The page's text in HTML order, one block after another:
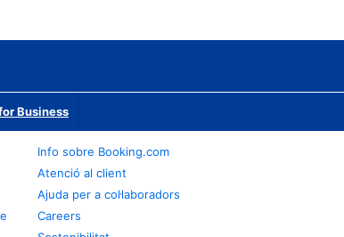
Business
Info sobre Booking.com
Atenció al client
Ajuda per a col·laboradors
Careers